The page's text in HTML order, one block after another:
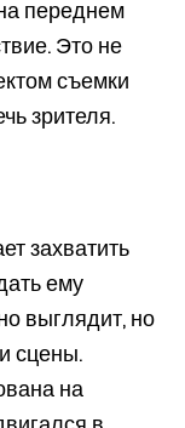
переднем
Это не
съемки
зрителя.
захватить
ему
выглядит, но
сцены.
на